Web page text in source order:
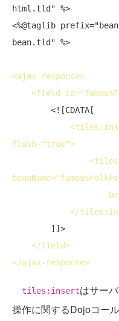
html.tld" %>
<%@taglib
bean.tld" %>
<ajax-response>
<field id
<
flush="true">
<
beanName
</
</field>
</ajax-response>
tiles:insertはサー
操作に関するDojoコー